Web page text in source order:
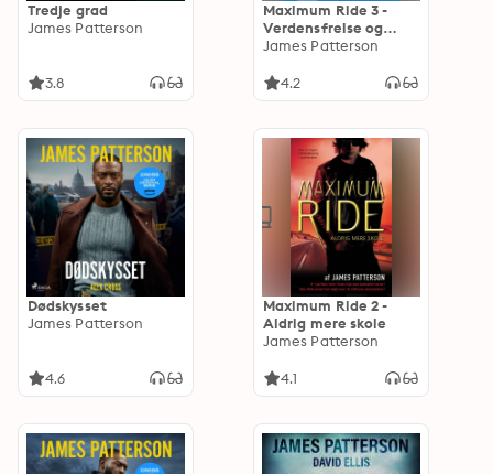
Tredje grad
James Patterson
3.8
Maximum Ride 3 -
Verdensfrelse og
anden ekstremsport
James Patterson
4.2
Dødskysset
James Patterson
4.6
Maximum Ride 2 -
Aldrig mere skole
James Patterson
4.1